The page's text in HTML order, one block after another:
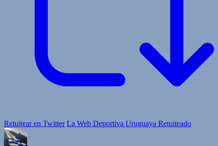
Retuitear en Twitter La Web Deportiva Uruguaya Retuiteado